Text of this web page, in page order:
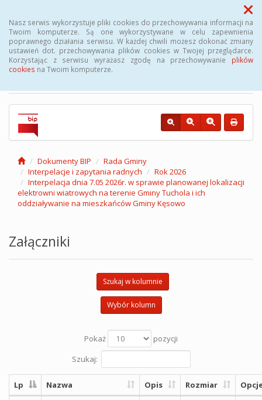
Nasz serwis wykorzystuje pliki cookies do przechowywania informacji na
Twoim komputerze. Są one wykorzystywane w celu zapewnienia
poprawnego działania serwisu. W każdej chwili możesz dokonać zmiany
ustawień dot. przechowywania plików cookies w Twojej przeglądarce.
Korzystając z serwisu wyrażasz zgodę na przechowywanie plików
cookies na Twoim komputerze.
Menu
Biuletyn Informacji
Publicznej Gminy Kęsowo
Dokumenty BIP
Rada Gminy
Interpelacje i zapytania radnych
Rok 2026
Interpelacja dnia 7.05 2026r. w sprawie planowanej lokalizacji
elektrowni wiatrowych na terenie Gminy Tuchola i ich
oddziaływanie na mieszkańców Gminy Kęsowo
Załączniki
Szukaj w kolumnie
Wybór kolumn
Pokaż
pozycji
Szukaj:
Lp Nazwa Opis Rozmiar